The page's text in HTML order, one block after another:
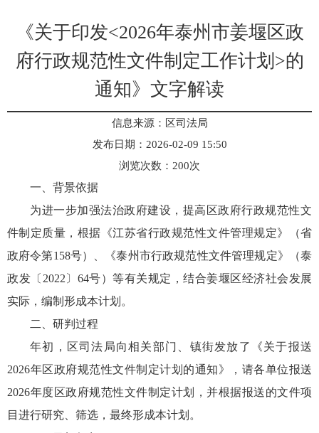
《关于印发<2026年泰州市姜堰区政
府行政规范性文件制定工作计划>的
通知》文字解读
信息来源：区司法局
发布日期：2026-02-09 15:50
浏览次数： 200次
一、背景依据
为进一步加强法治政府建设，提高区政府行政规范性文
件制定质量，根据《江苏省行政规范性文件管理规定》（省
政府令第158号）、《泰州市行政规范性文件管理规定》（泰
政发〔2022〕64号）等有关规定，结合姜堰区经济社会发展
实际，编制形成本计划。
二、研判过程
年初，区司法局向相关部门、镇街发放了《关于报送
2026年区政府规范性文件制定计划的通知》，请各单位报送
2026年度区政府规范性文件制定计划，并根据报送的文件项
目进行研究、筛选，最终形成本计划。